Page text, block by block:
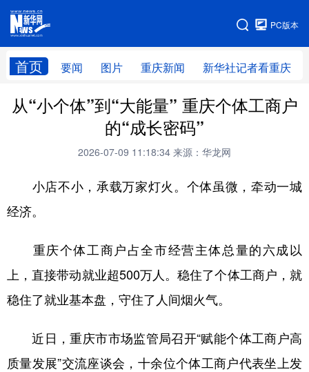
PC版本
首页 要闻 图片 重庆新闻 新华社记者看重庆
网站地图
从“小个体”到“大能量” 重庆个体工商户
的“成长密码”
2026-07-09 11:18:34 来源：华龙网
小店不小，承载万家灯火。个体虽微，牵动一城
经济。
重庆个体工商户占全市经营主体总量的六成以
上，直接带动就业超500万人。稳住了个体工商户，就
稳住了就业基本盘，守住了人间烟火气。
近日，重庆市市场监管局召开“赋能个体工商户高
质量发展”交流座谈会，十余位个体工商户代表坐上发